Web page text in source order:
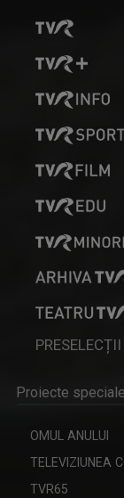
MAŞINA
SERGIU CIOCOIU
Emisiunile care îi
A început să
PRESELECȚII
Proiecte speciale
OMUL ANULUI
TELEVIZIUNEA
TVR65